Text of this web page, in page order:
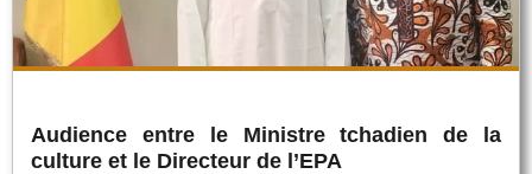
Audience entre le Ministre tchadien de la
culture et le Directeur de l’EPA